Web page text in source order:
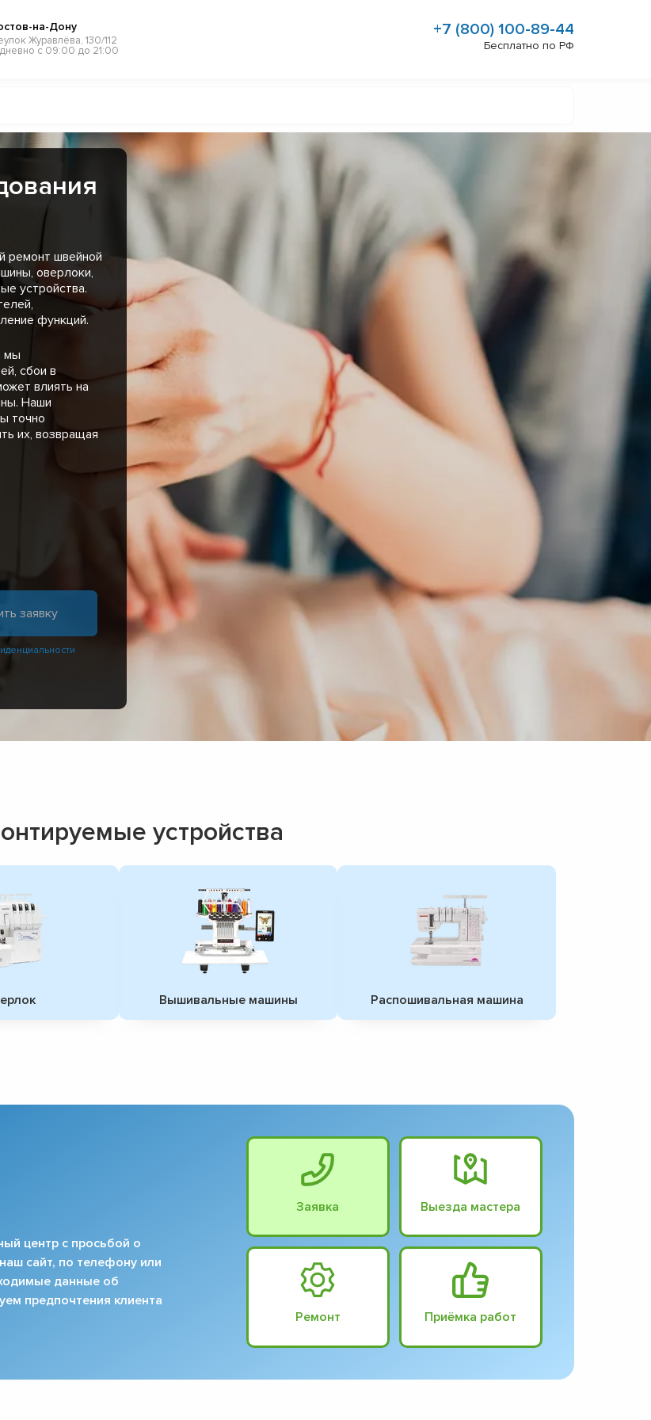
на-Дону
Журавлёва, 130/112
с 09:00 до 21:00
+7 (800) 100-89-44
Бесплатно по РФ
ремонт швейной
оверлоки,
устройства.
функций.
мы
сбои в
влиять на
Наши
точно
их, возвращая
устройства
Вышивальные машины Распошивальная машина
центр с просьбой о
сайт, по телефону или
данные об
предпочтения клиента
Заявка Выезда мастера
Ремонт Приёмка работ
▼